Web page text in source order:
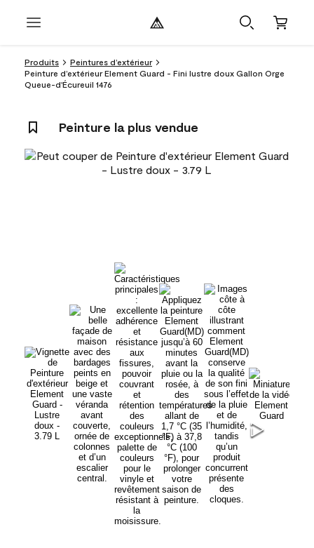
Produits
Peintures d’extérieur
Peinture d’extérieur Element Guard - Fini lustre doux Gallon Orge
Queue-d'Écureuil 1476
Peinture la plus vendue